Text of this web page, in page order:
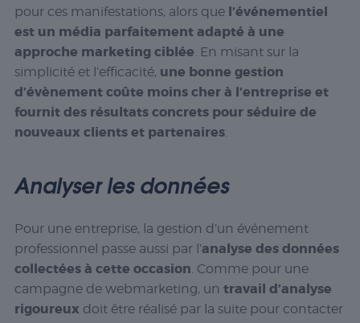
pour ces manifestations, alors que l’événementiel
est un média parfaitement adapté à une
approche marketing ciblée . En misant sur la
simplicité et l’efficacité, une bonne gestion
d’évènement coûte moins cher à l’entreprise et
fournit des résultats concrets pour séduire de
nouveaux clients et partenaires.
Analyser les données
Pour une entreprise, la gestion d’un événement
professionnel passe aussi par l’analyse des données
collectées à cette occasion . Comme pour une
campagne de webmarketing, un travail d’analyse
rigoureux doit être réalisé par la suite pour contacter